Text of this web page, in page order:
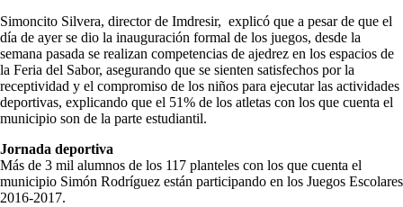
Simoncito Silvera, director de Imdresir, explicó que a pesar de que el
día de ayer se dio la inauguración formal de los juegos, desde la
semana pasada se realizan competencias de ajedrez en los espacios de
la Feria del Sabor, asegurando que se sienten satisfechos por la
receptividad y el compromiso de los niños para ejecutar las actividades
deportivas, explicando que el 51% de los atletas con los que cuenta el
municipio son de la parte estudiantil.
Jornada deportiva
Más de 3 mil alumnos de los 117 planteles con los que cuenta el
municipio Simón Rodríguez están participando en los Juegos Escolares
2016-2017.